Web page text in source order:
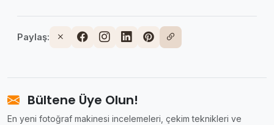
Paylaş:
Bültene Üye Olun!
En yeni fotoğraf makinesi incelemeleri, çekim teknikleri ve